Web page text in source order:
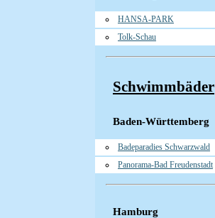
HANSA-PARK
Tolk-Schau
Schwimmbäder
Baden-Württemberg
Badeparadies Schwarzwald
Panorama-Bad Freudenstadt
Hamburg